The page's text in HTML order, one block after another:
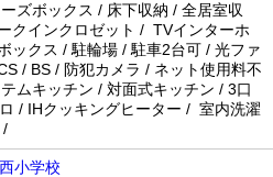
ズボックス / 床下収納 / 全居室収
クインクロゼット / TVインターホ
ックス / 駐輪場 / 駐車2台可 / 光ファ
/ BS / 防犯カメラ / ネット使用料不
ムキッチン / 対面式キッチン / 3口
/ IHクッキングヒーター / 室内洗濯
/
西小学校